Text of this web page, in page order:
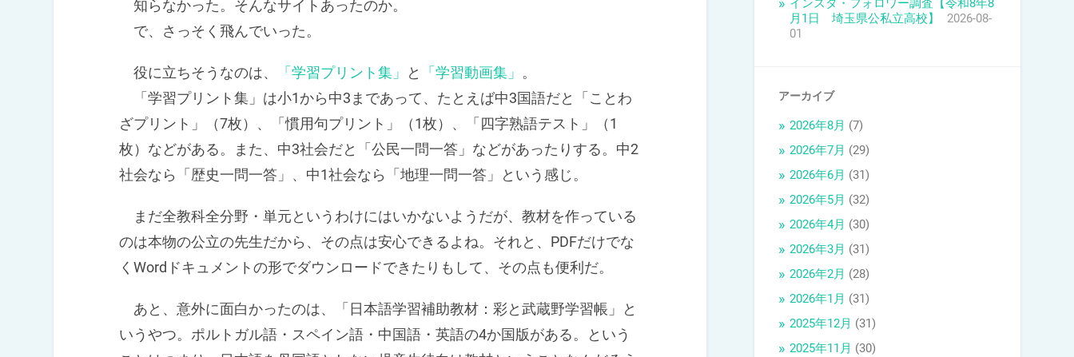
知らなかった。そんなサイトあったのか。
で、さっそく飛んでいった。
役に立ちそうなのは、 「学習プリント集」 と 「学習動画集」 。
「学習プリント集」は小1から中3まであって、たとえば中3国語だと「ことわ
ざプリント」（7枚）、「慣用句プリント」（1枚）、「四字熟語テスト」（1
枚）などがある。また、中3社会だと「公民一問一答」などがあったりする。中2
社会なら「歴史一問一答」、中1社会なら「地理一問一答」という感じ。
まだ全教科全分野・単元というわけにはいかないようだが、教材を作っている
のは本物の公立の先生だから、その点は安心できるよね。それと、PDFだけでな
くWordドキュメントの形でダウンロードできたりもして、その点も便利だ。
あと、意外に面白かったのは、「日本語学習補助教材：彩と武蔵野学習帳」と
いうやつ。ポルトガル語・スペイン語・中国語・英語の4か国版がある。という
インスタ・フォロワー調査【令和8年8
月1日 埼玉県公私立高校】
2026-08-
01
アーカイブ
2026年8月 (7)
2026年7月 (29)
2026年6月 (31)
2026年5月 (32)
2026年4月 (30)
2026年3月 (31)
2026年2月 (28)
2026年1月 (31)
2025年12月 (31)
2025年11月 (30)